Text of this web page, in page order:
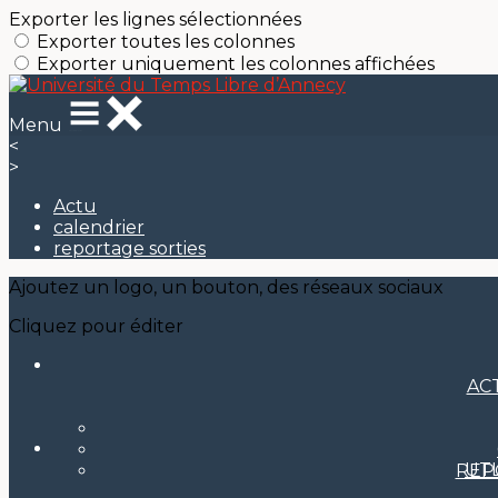
Exporter les lignes sélectionnées
Exporter toutes les colonnes
Exporter uniquement les colonnes affichées
Menu
<
>
Actu
calendrier
reportage sorties
Ajoutez un logo, un bouton, des réseaux sociaux
Cliquez pour éditer